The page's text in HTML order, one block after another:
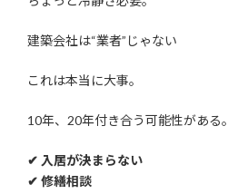
建築会社は“業者”じゃない
これは本当に大事。
10年、20年付き合う可能性がある。
✔ 入居が決まらない
✔ 修繕相談